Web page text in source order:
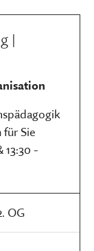
|
für Sie
13:30 -
OG